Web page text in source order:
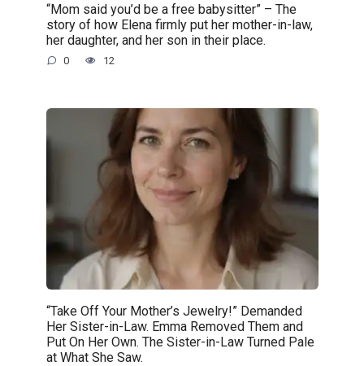
“Mom said you’d be a free babysitter” – The
story of how Elena firmly put her mother-in-law,
her daughter, and her son in their place.
0 12
“Take Off Your Mother’s Jewelry!” Demanded
Her Sister-in-Law. Emma Removed Them and
Put On Her Own. The Sister-in-Law Turned Pale
at What She Saw.